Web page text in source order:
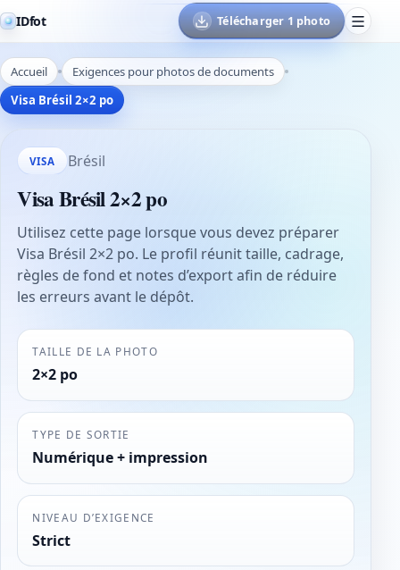
IDfot Télécharger 1 photo
Accueil
Exigences pour photos de documents
Visa Brésil 2×2 po
VISA Brésil
Visa Brésil 2×2 po
Utilisez cette page lorsque vous devez préparer
Visa Brésil 2×2 po. Le profil réunit taille, cadrage,
règles de fond et notes d’export afin de réduire
les erreurs avant le dépôt.
TAILLE DE LA PHOTO
2×2 po
TYPE DE SORTIE
Numérique + impression
NIVEAU D’EXIGENCE
Strict